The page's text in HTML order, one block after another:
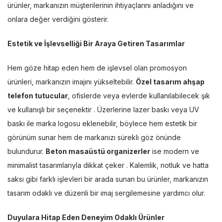
ürünler, markanızın müşterilerinin ihtiyaçlarını anladığını ve
onlara değer verdiğini gösterir.
Estetik ve İşlevselliği Bir Araya Getiren Tasarımlar
Hem göze hitap eden hem de işlevsel olan promosyon
ürünleri, markanızın imajını yükseltebilir. Özel tasarım ahşap
telefon tutucular , ofislerde veya evlerde kullanılabilecek şık
ve kullanışlı bir seçenektir . Üzerlerine lazer baskı veya UV
baskı ile marka logosu eklenebilir, böylece hem estetik bir
görünüm sunar hem de markanızı sürekli göz önünde
bulundurur. Beton masaüstü organizerler ise modern ve
minimalist tasarımlarıyla dikkat çeker . Kalemlik, notluk ve hatta
saksı gibi farklı işlevleri bir arada sunan bu ürünler, markanızın
tasarım odaklı ve düzenli bir imaj sergilemesine yardımcı olur.
Duyulara Hitap Eden Deneyim Odaklı Ürünler